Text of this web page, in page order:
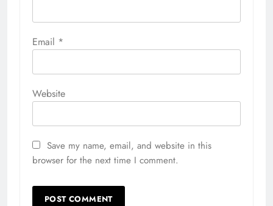
Email *
Website
Save my name, email, and website in this
browser for the next time I comment.